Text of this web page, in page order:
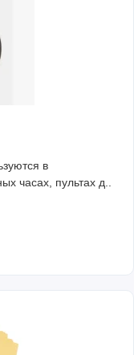
в
часах, пультах д..